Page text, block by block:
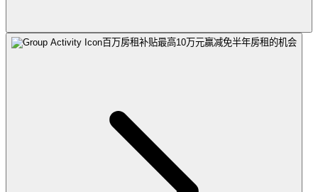
百万房租补贴最高10万元赢减免半年房租的机会